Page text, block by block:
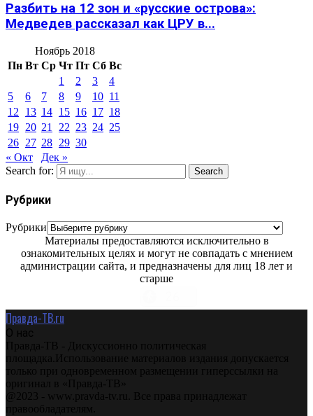
Разбить на 12 зон и «русские острова»:
Медведев рассказал как ЦРУ в...
Ноябрь 2018
Пн Вт Ср Чт Пт Сб Вс
1
2 3
4
5
6 7 8 9 10 11
12
13 14 15 16 17 18
19 20 21 22 23 24 25
26 27 28 29 30
« Окт
Дек »
Search for:
Search
Рубрики
Рубрики
Материалы предоставляются исключительно в
ознакомительных целях и могут не совпадать с мнением
администрации сайта, и предназначены для лиц 18 лет и
старше
Правда-ТВ.ru
О нас
Правда-ТВ - Дискуссионно политическая
площадка.Использование материалов издания допускается
только при одновременном размещении гиперссылки на
оригинал в «Правда-ТВ»
@2023 - www.pravda-tv.ru. Все права принадлежат
правообладателям.